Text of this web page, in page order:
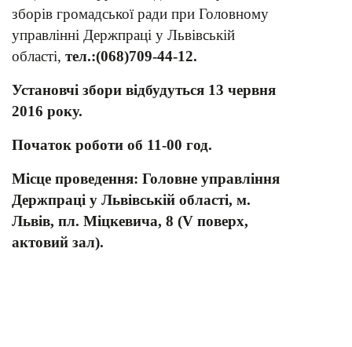
зборів громадської ради при Головному
управлінні Держпраці у Львівській
області, тел.:(068)709-44-12.
Установчі збори відбудуться 13 червня
2016 року.
Початок роботи об 11-00 год.
Місце проведення: Головне управління
Держпраці у Львівській області, м.
Львів, пл. Міцкевича, 8 (V поверх,
актовий зал).